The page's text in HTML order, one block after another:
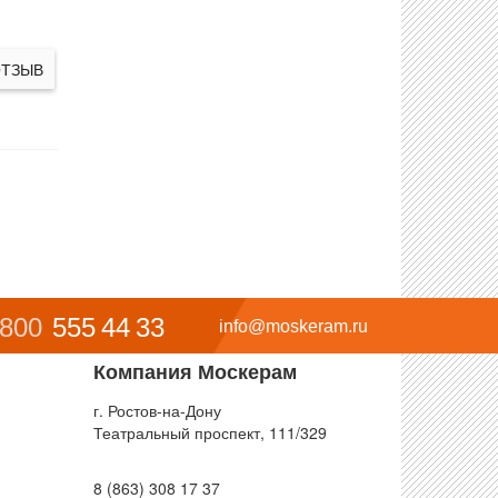
info@moskeram.ru
555 44 33
Компания Москерам
г. Ростов-на-Дону
Театральный проспект, 111/329
8 (863) 308 17 37